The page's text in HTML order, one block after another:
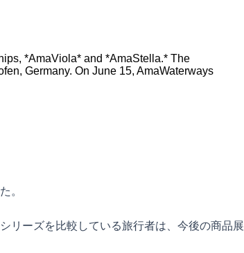
*AmaViola* and *AmaStella.* The
Germany. On June 15, AmaWaterways
。
リーズを比較している旅行者は、今後の商品展